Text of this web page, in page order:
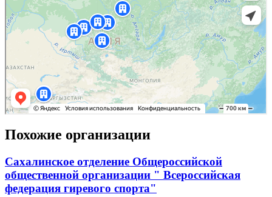
Похожие организации
Сахалинское отделение Общероссийской
общественной организации " Всероссийская
федерация гиревого спорта"